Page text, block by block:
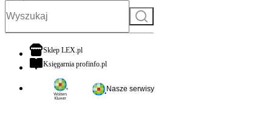
Szukaj
Sklep LEX.plotwiera się w nowej karcie
Księgarnia profinfo.plotwiera się w nowej karcie
Nasze serwisy